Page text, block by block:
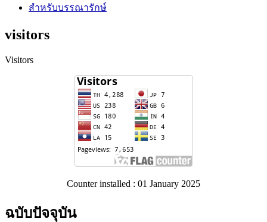
สำหรับบรรณารักษ์
visitors
Visitors
Counter installed : 01 January 2025
ฉบับปัจจุบัน